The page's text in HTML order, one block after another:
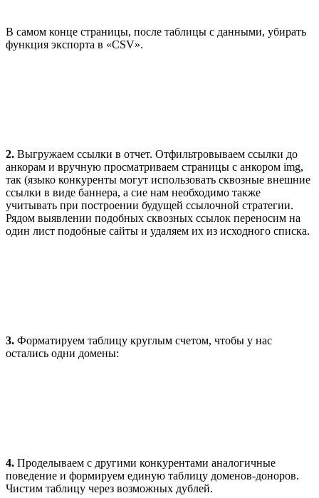
В самом конце страницы, после таблицы с данными, убирать
функция экспорта в «CSV».
2. Выгружаем ссылки в отчет. Отфильтровываем ссылки до
анкорам и вручную просматриваем страницы с анкором img,
так (языко конкуренты могут использовать сквозные внешние
ссылки в виде баннера, а сие нам необходимо также
учитывать при построении будущей ссылочной стратегии.
Рядом выявлении подобных сквозных ссылок переносим на
один лист подобные сайты и удаляем их из исходного списка.
3. Форматируем таблицу круглым счетом, чтобы у нас
остались одни домены:
4. Проделываем с другими конкурентами аналогичные
поведение и формируем единую таблицу доменов-доноров.
Чистим таблицу через возможных дублей.